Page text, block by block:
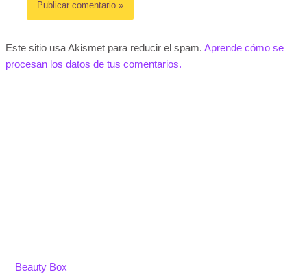
Este sitio usa Akismet para reducir el spam. Aprende cómo se
procesan los datos de tus comentarios.
Beauty Box